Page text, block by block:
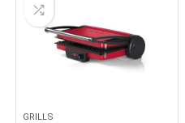
GRILLS